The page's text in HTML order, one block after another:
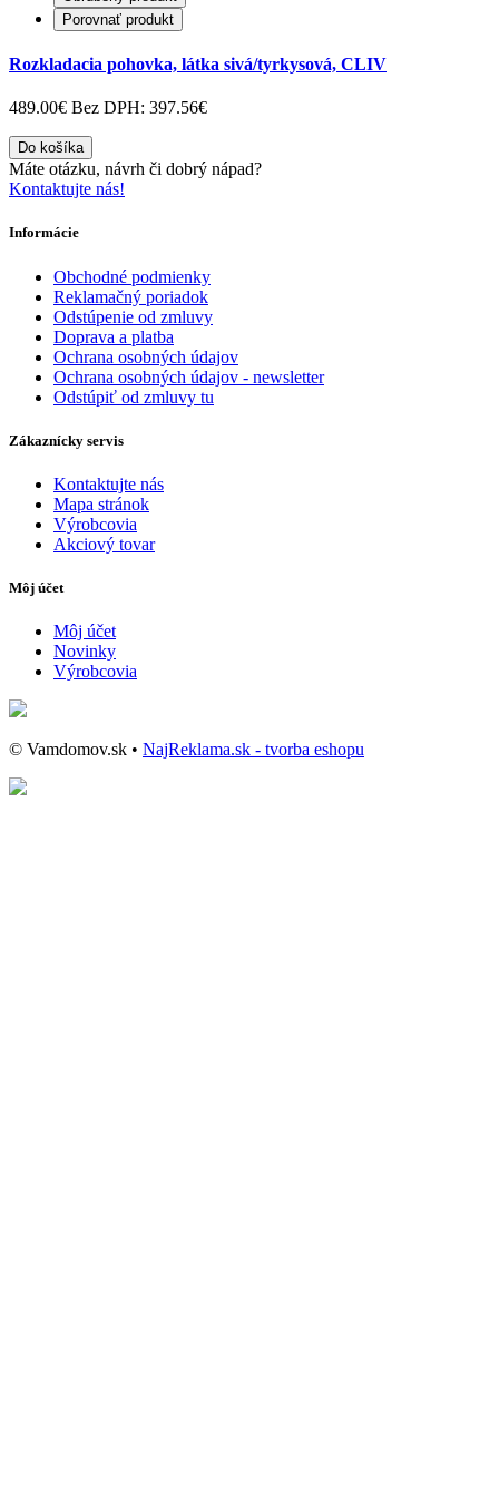
Porovnať produkt
Rozkladacia pohovka, látka sivá/tyrkysová, CLIV
489.00€ Bez DPH: 397.56€
Do košíka
Máte otázku, návrh či dobrý nápad?
Kontaktujte nás!
Informácie
Obchodné podmienky
Reklamačný poriadok
Odstúpenie od zmluvy
Doprava a platba
Ochrana osobných údajov
Ochrana osobných údajov - newsletter
Odstúpiť od zmluvy tu
Zákaznícky servis
Kontaktujte nás
Mapa stránok
Výrobcovia
Akciový tovar
Môj účet
Môj účet
Novinky
Výrobcovia
© Vamdomov.sk • NajReklama.sk - tvorba eshopu